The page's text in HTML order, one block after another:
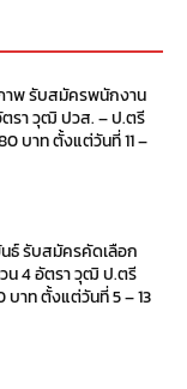
พ รับสมัครพนักงาน
ตรา วุฒิ ปวส. – ป.ตรี
บาท ตั้งแต่วันที่ 11 –
ธ์ รับสมัครคัดเลือก
น 4 อัตรา วุฒิ ป.ตรี
บาท ตั้งแต่วันที่ 5 – 13